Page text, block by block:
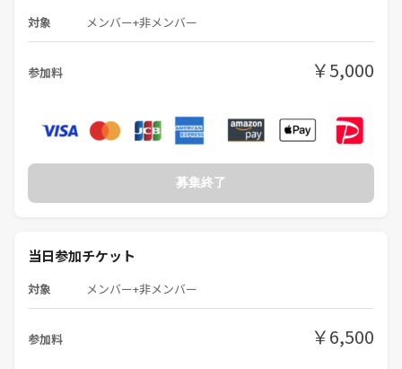
せっかく会えたんだから
っていう一期一会をなんとなくでも
ぜひ遊びに来ていただきたいです
🍻🍻🍻🍻🍻🍻🍻🍻
『こんなの、はじめて』
①論破禁止
②ストップウォッチ使用禁止
③真面目禁止
対象 メンバー+非メンバー
参加料 ￥5,000
募集終了
当日参加チケット
対象 メンバー+非メンバー
参加料 ￥6,500